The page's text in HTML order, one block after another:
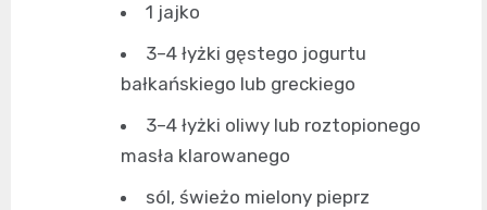
1 jajko
3–4 łyżki gęstego jogurtu
bałkańskiego lub greckiego
3–4 łyżki oliwy lub roztopionego
masła klarowanego
sól, świeżo mielony pieprz